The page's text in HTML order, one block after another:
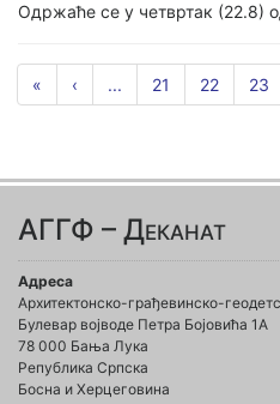
Одржаће се у четвртак (22.8)
« ‹ ... 21 22 23
АГГФ – Деканат
Адреса
Архитектонско-грађевинско-
Булевар војводе Петра Бојовића 1A
78 000 Бања Лука
Република Српска
Босна и Херцеговина